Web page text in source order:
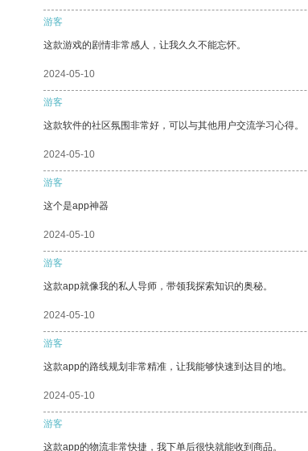
游客
这款游戏的剧情非常感人，让我久久不能忘怀。
2024-05-10
游客
这款软件的社区氛围非常好，可以与其他用户交流学习心得。
2024-05-10
游客
这个是app神器
2024-05-10
游客
这款app就像我的私人导师，带领我探索知识的奥秘。
2024-05-10
游客
这款app的路线规划非常精准，让我能够快速到达目的地。
2024-05-10
游客
这款app的物流非常快捷，我下单后很快就能收到商品。